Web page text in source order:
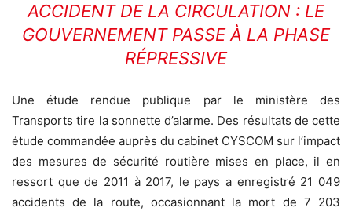
ACCIDENT DE LA CIRCULATION : LE
GOUVERNEMENT PASSE À LA PHASE
RÉPRESSIVE
Une étude rendue publique par le ministère des
Transports tire la sonnette d’alarme. Des résultats de cette
étude commandée auprès du cabinet CYSCOM sur l’impact
des mesures de sécurité routière mises en place, il en
ressort que de 2011 à 2017, le pays a enregistré 21 049
accidents de la route, occasionnant la mort de 7 203